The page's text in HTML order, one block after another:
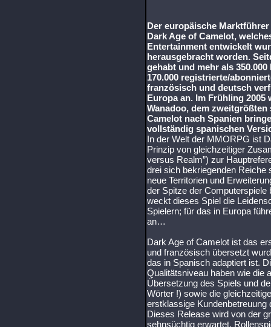
Der europäische
Dark Age of Camelot,
Entertainment entwickelt
herausgebracht worden.
gehabt und mehr als
170.000 registrierte/
französisch und deutsch
Europa an. Im Frühling
Wanadoo, dem
Camelot nach Spanien
vollständig spanischen
In der Welt der MMORPG ist
Prinzip von gleichzeitiger
versus Realm”) zur
drei sich bekriegenden Reiche
neue Territorien und
der Spitze der
weckt dieses Spiel die
Spielern; für das in Europa
an…
Dark Age of Camelot ist das
und französisch übersetzt
das in Spanisch adaptiert ist.
Qualitätsniveau haben wie die
Übersetzung des Spiels und
Wörter !) sowie die
erstklassige
Dieses Release wird von der
sehnsüchtig erwartet.